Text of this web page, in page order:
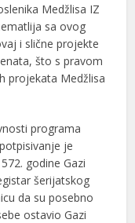
Medžlisa IZ
sa ovog
i slične projekte
što s pravom
projekata Medžlisa
programa
je
godine Gazi
šerijatskog
da su posebno
ostavio Gazi